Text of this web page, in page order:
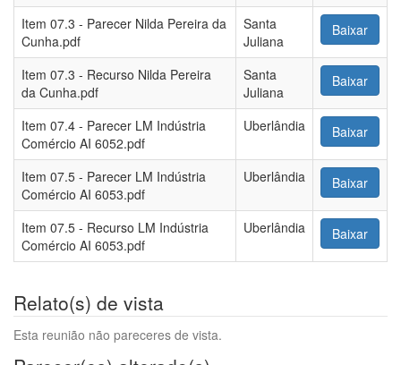
Item 07.3 - Parecer Nilda Pereira da
Cunha.pdf
Santa
Juliana
Baixar
Item 07.3 - Recurso Nilda Pereira
da Cunha.pdf
Santa
Juliana
Baixar
Item 07.4 - Parecer LM Indústria
Comércio AI 6052.pdf
Uberlândia Baixar
Item 07.5 - Parecer LM Indústria
Comércio AI 6053.pdf
Uberlândia Baixar
Item 07.5 - Recurso LM Indústria
Comércio AI 6053.pdf
Uberlândia Baixar
Relato(s) de vista
Esta reunião não pareceres de vista.